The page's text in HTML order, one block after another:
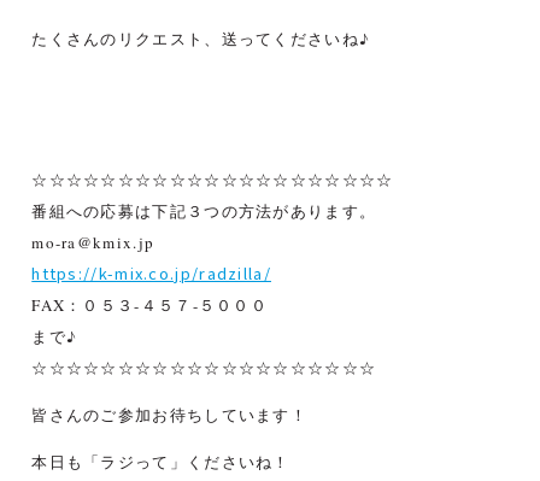
たくさんのリクエスト、送ってくださいね♪
☆☆☆☆☆☆☆☆☆☆☆☆☆☆☆☆☆☆☆☆☆
番組への応募は下記３つの方法があります。
mo-ra@kmix.jp
https://k-mix.co.jp/radzilla/
FAX：０５３-４５７-５０００
まで♪
☆☆☆☆☆☆☆☆☆☆☆☆☆☆☆☆☆☆☆☆
皆さんのご参加お待ちしています！
本日も「ラジって」くださいね！